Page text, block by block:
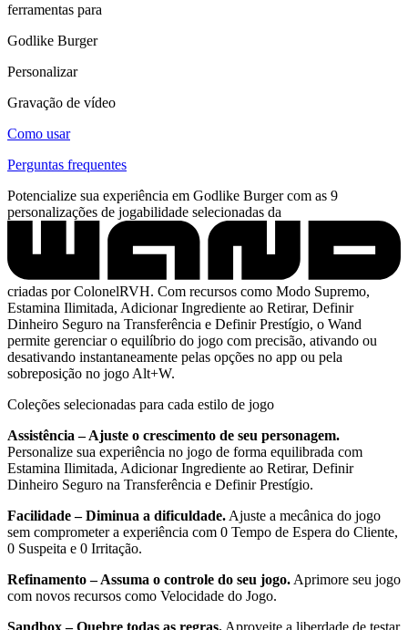
ferramentas para
Godlike Burger
Personalizar
Gravação de vídeo
Como usar
Perguntas frequentes
Potencialize sua experiência em Godlike Burger com as 9
personalizações de jogabilidade selecionadas da
criadas por ColonelRVH. Com recursos como Modo Supremo,
Estamina Ilimitada, Adicionar Ingrediente ao Retirar, Definir
Dinheiro Seguro na Transferência e Definir Prestígio, o Wand
permite gerenciar o equilíbrio do jogo com precisão, ativando ou
desativando instantaneamente pelas opções no app ou pela
sobreposição no jogo Alt+W.
Coleções selecionadas para cada estilo de jogo
Assistência – Ajuste o crescimento de seu personagem.
Personalize sua experiência no jogo de forma equilibrada com
Estamina Ilimitada, Adicionar Ingrediente ao Retirar, Definir
Dinheiro Seguro na Transferência e Definir Prestígio.
Facilidade – Diminua a dificuldade. Ajuste a mecânica do jogo
sem comprometer a experiência com 0 Tempo de Espera do Cliente,
0 Suspeita e 0 Irritação.
Refinamento – Assuma o controle do seu jogo. Aprimore seu jogo
com novos recursos como Velocidade do Jogo.
Sandbox – Quebre todas as regras. Aproveite a liberdade de testar